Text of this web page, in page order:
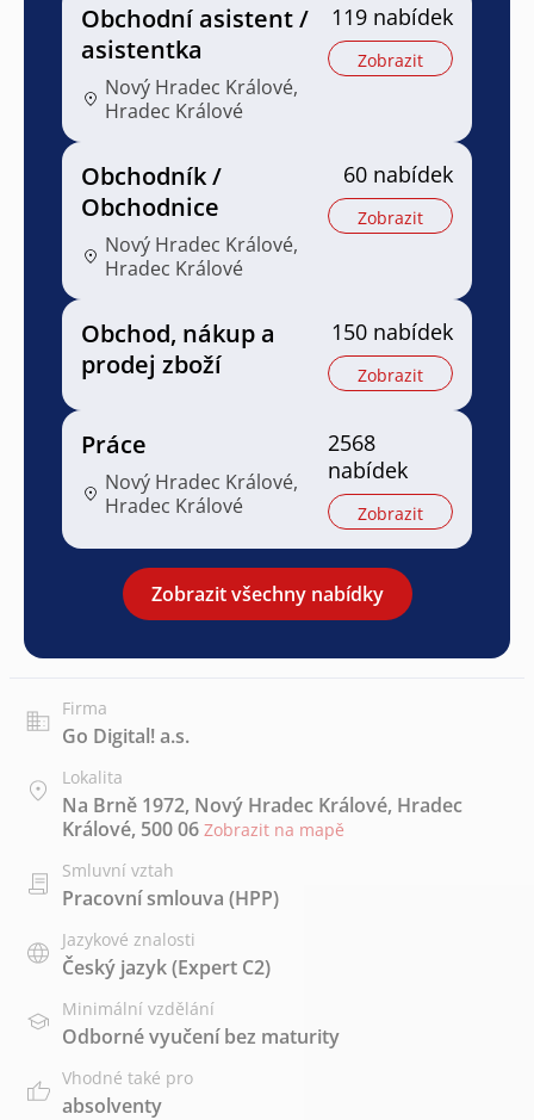
Obchodní asistent /
asistentka
Nový Hradec Králové,
Hradec Králové
119 nabídek
Zobrazit
Obchodník /
Obchodnice
Nový Hradec Králové,
Hradec Králové
60 nabídek
Zobrazit
Obchod, nákup a
prodej zboží
150 nabídek
Zobrazit
Práce
Nový Hradec Králové,
Hradec Králové
2568
nabídek
Zobrazit
Zobrazit všechny nabídky
Firma
Go Digital! a.s.
Lokalita
Na Brně 1972, Nový Hradec Králové, Hradec
Králové, 500 06 Zobrazit na mapě
Smluvní vztah
Pracovní smlouva (HPP)
Jazykové znalosti
Český jazyk(Expert C2)
Minimální vzdělání
Odborné vyučení bez maturity
Vhodné také pro
absolventy